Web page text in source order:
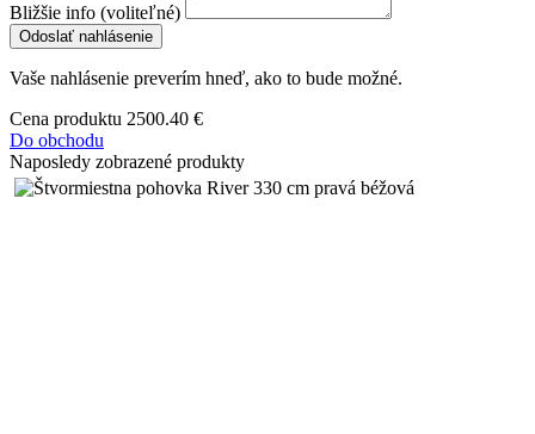
Bližšie info (voliteľné)
Odoslať nahlásenie
Vaše nahlásenie preverím hneď, ako to bude možné.
Cena produktu 2500.40 €
Do obchodu
Naposledy zobrazené produkty